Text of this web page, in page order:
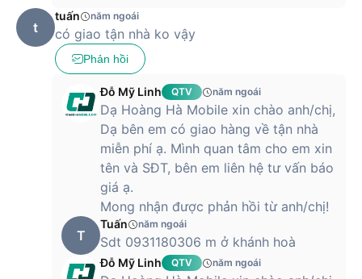
t
tuấn năm ngoái
có giao tận nhà ko vậy
Phản hồi
Đỗ Mỹ Linh QTV năm ngoái
Dạ Hoàng Hà Mobile xin chào anh/chị,
Dạ bên em có giao hàng về tận nhà
miễn phí ạ. Mình quan tâm cho em xin
tên và SĐT, bên em liên hệ tư vấn báo
giá ạ.
Mong nhận được phản hồi từ anh/chị!
T
Tuấn năm ngoái
Sdt 0931180306 m ở khánh hoà
Đỗ Mỹ Linh QTV năm ngoái